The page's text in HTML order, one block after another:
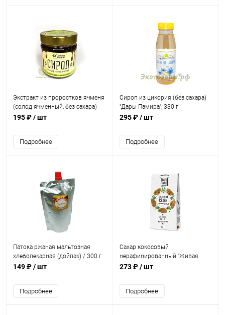
Экстракт из проростков ячменя
(солод ячменный, без сахара)
"Древо Жизни" / 200 г
195 ₽/ шт
Подробнее
Сироп из цикория (без сахара)
"Дары Памира", 330 г
295 ₽/ шт
Подробнее
Патока ржаная мальтозная
хлебопекарная (дойпак) / 300 г
149 ₽/ шт
Подробнее
Сахар кокосовый
нерафинированный "Живая
Кухня" / 150 г
273 ₽/ шт
Подробнее